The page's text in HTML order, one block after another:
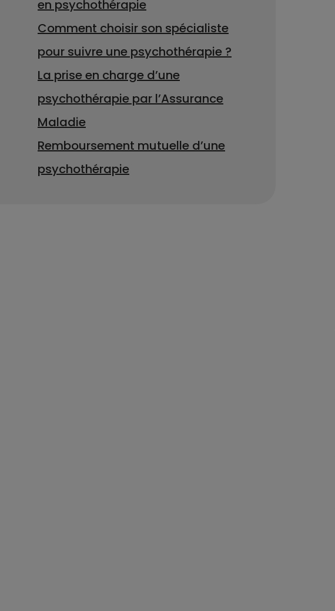
en psychothérapie
Comment choisir son spécialiste
pour suivre une psychothérapie ?
La prise en charge d’une
psychothérapie par l’Assurance
Maladie
Remboursement mutuelle d’une
psychothérapie